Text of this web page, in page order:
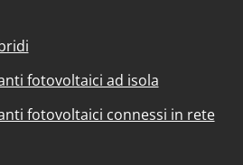
fotovoltaici ad isola
fotovoltaici connessi in rete